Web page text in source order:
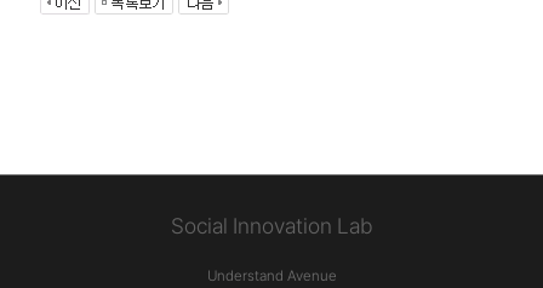
Social Innovation Lab
Understand Avenue